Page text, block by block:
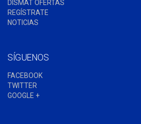
DISMAT OFERTAS
REGÍSTRATE
NOTICIAS
SÍGUENOS
FACEBOOK
TWITTER
GOOGLE +